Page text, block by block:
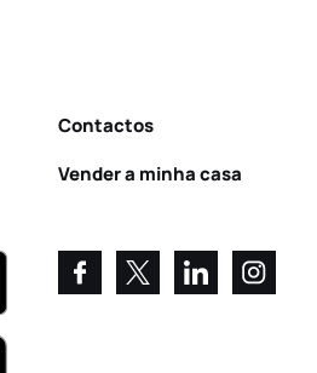
Contactos
Vender a minha casa